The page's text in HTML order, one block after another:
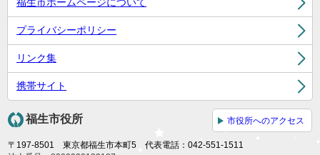
福生市ホームページについて
プライバシーポリシー
リンク集
携帯サイト
福生市役所 市役所へのアクセス
〒197-8501 東京都福生市本町5 代表電話：042-551-1511